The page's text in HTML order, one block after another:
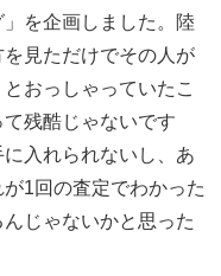
を企画しました。陸
を見ただけでその人が
おっしゃっていたこ
残酷じゃないです
入れられないし、あ
1回の査定でわかった
じゃないかと思った